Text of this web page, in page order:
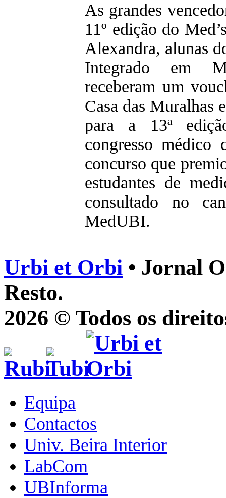
As grandes
11º edição do
Alexandra, alunas
Integrado em
receberam um
Casa das Muralhas
para a 13ª
congresso médico
concurso que
estudantes de
consultado no
MedUBI.
Urbi et Orbi • Jornal
Resto.
2026 © Todos os
Equipa
Contactos
Univ. Beira Interior
LabCom
UBInforma